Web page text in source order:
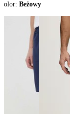
beżowy